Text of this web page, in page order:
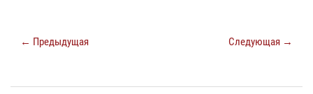
← Предыдущая Следующая →